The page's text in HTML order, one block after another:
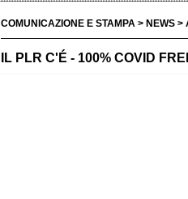
COMUNICAZIONE E STAMPA > NEWS >
IL PLR C'É - 100% COVID